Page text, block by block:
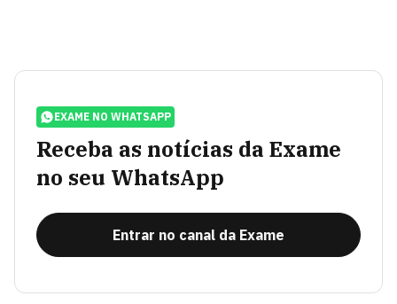
EXAME NO WHATSAPP
Receba as notícias da Exame
no seu WhatsApp
Entrar no canal da Exame